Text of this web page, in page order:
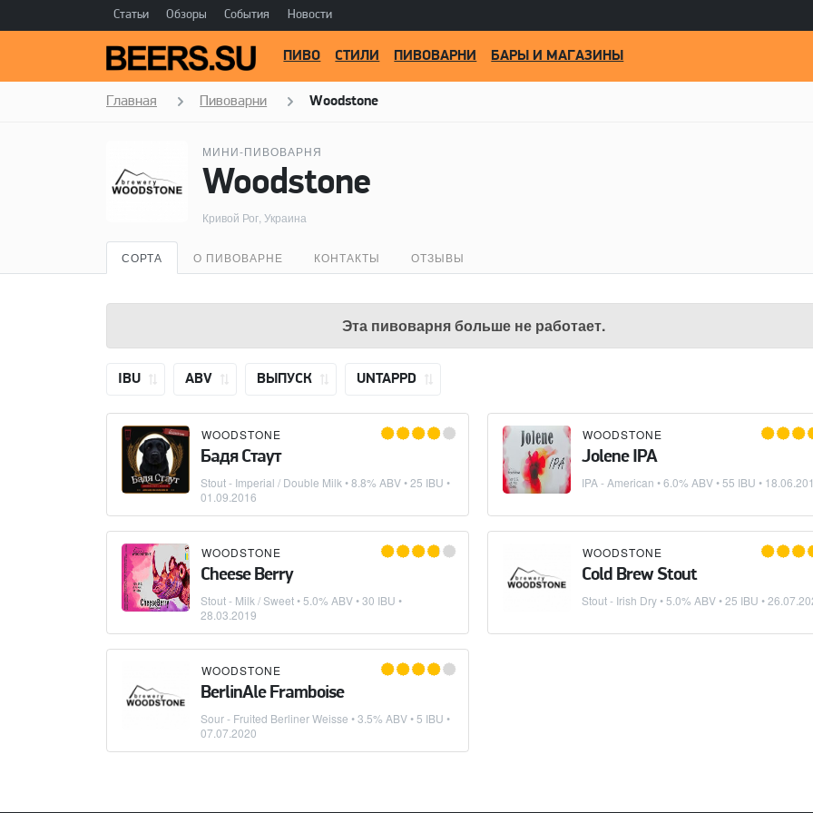
Статьи Обзоры События Новости
ПИВО СТИЛИ ПИВОВАРНИ БАРЫ И МАГАЗИНЫ
Главная Пивоварни Woodstone
МИНИ-ПИВОВАРНЯ
Woodstone
Кривой Рог, Украина
СОРТА О ПИВОВАРНЕ КОНТАКТЫ ОТЗЫВЫ
Эта пивоварня больше не работает.
IBU ABV ВЫПУСК UNTAPPD
WOODSTONE
Бадя Стаут
Stout - Imperial / Double Milk • 8.8% ABV • 25 IBU •
01.09.2016
WOODSTONE
Jolene IPA
IPA - American • 6.0% ABV • 55 IBU •
WOODSTONE
Cheese Berry
Stout - Milk / Sweet• 5.0% ABV • 30 IBU •
28.03.2019
WOODSTONE
Cold Brew Stout
Stout - Irish Dry• 5.0% ABV • 25 IBU •
WOODSTONE
BerlinAle Framboise
Sour - Fruited Berliner Weisse • 3.5% ABV • 5 IBU •
07.07.2020